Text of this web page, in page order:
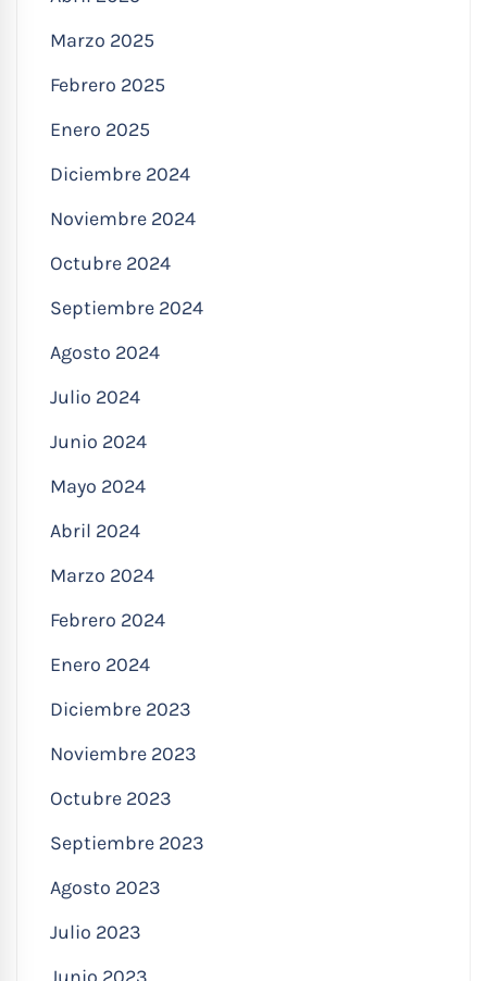
Marzo 2025
Febrero 2025
Enero 2025
Diciembre 2024
Noviembre 2024
Octubre 2024
Septiembre 2024
Agosto 2024
Julio 2024
Junio 2024
Mayo 2024
Abril 2024
Marzo 2024
Febrero 2024
Enero 2024
Diciembre 2023
Noviembre 2023
Octubre 2023
Septiembre 2023
Agosto 2023
Julio 2023